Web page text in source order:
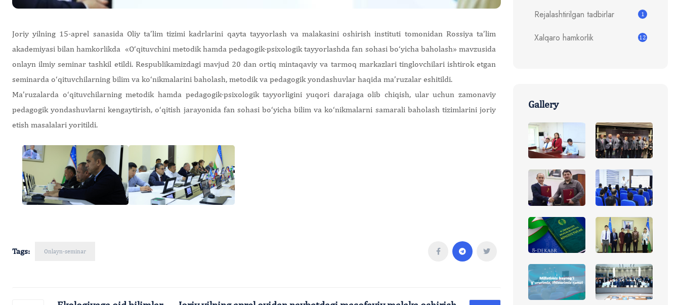
Joriy yilning 15-aprel sanasida Oliy ta’lim tizimi kadrlarini qayta tayyorlash va malakasini oshirish instituti tomonidan Rossiya ta’lim
akademiyasi bilan hamkorlikda «O‘qituvchini metodik hamda pedagogik-psixologik tayyorlashda fan sohasi bo‘yicha baholash» mavzusida
onlayn ilmiy seminar tashkil etildi. Respublikamizdagi mavjud 20 dan ortiq mintaqaviy va tarmoq markazlari tinglovchilari ishtirok etgan
seminarda o‘qituvchilarning bilim va ko‘nikmalarini baholash, metodik va pedagogik yondashuvlar haqida ma’ruzalar eshitildi.
Ma’ruzalarda o‘qituvchilarning metodik hamda pedagogik-psixologik tayyorligini yuqori darajaga olib chiqish, ular uchun zamonaviy
pedagogik yondashuvlarni kengaytirish, o‘qitish jarayonida fan sohasi bo‘yicha bilim va ko‘nikmalarni samarali baholash tizimlarini joriy
etish masalalari yoritildi.
Tags: Onlayn-seminar
Rejalashtirilgan tadbirlar 1
Xalqaro hamkorlik 12
Gallery